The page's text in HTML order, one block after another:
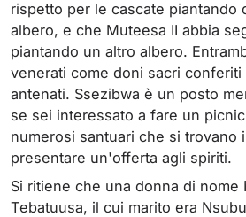
rispetto per le cascate piantando
albero, e che Muteesa II abbia
piantando un altro albero.
venerati come doni sacri conferiti
antenati. Ssezibwa è un posto
se sei interessato a fare un
numerosi santuari che si trovano
presentare un'offerta agli spiriti.
Si ritiene che una donna di nome
Tebatuusa, il cui marito era